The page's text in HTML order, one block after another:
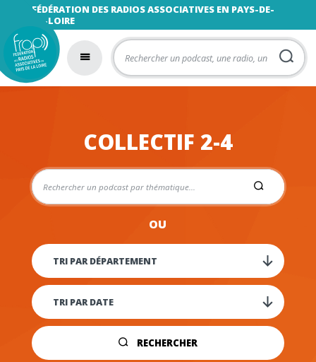
FÉDÉRATION DES RADIOS ASSOCIATIVES EN PAYS-DE-
LA-LOIRE
COLLECTIF 2-4
OU
RECHERCHER